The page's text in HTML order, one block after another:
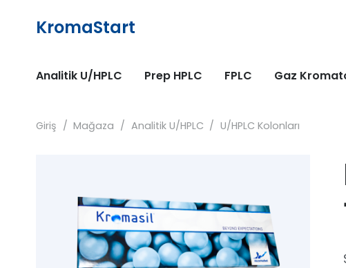
KromaStart
Analitik U/HPLC Prep HPLC FPLC Gaz
Giriş / Mağaza / Analitik U/HPLC / U/HPLC Kolonları